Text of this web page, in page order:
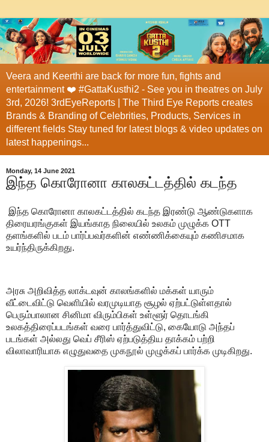
Veera and Keerthi are back for more fun, fights and
entertainment ❤️ #GattaKusthi2 - See you in theatres on July
3rd, 2026! 3rdEyeReports | The Third Eye Reports creates
Brands & Branding of Celebrities, Products, Services in
different fields Stay tuned for latest blogs & video updates on
latest happenings...
Monday, 14 June 2021
இந்த கொரோனா காலகட்டத்தில் கடந்த
இந்த கொரோனா காலகட்டத்தில் கடந்த இரண்டு ஆண்டுகளாக
திரையரங்குகள் இயங்காத நிலையில் உலகம் முழுக்க OTT
தளங்களில் படம் பார்ப்பவர்களின் எண்ணிக்கையும் கணிசமாக
உயர்ந்திருக்கிறது.
அரசு அறிவித்த லாக்டவுன் காலங்களில் மக்கள் யாரும்
வீட்டைவிட்டு வெளியில் வரமுடியாத சூழல் ஏற்பட்டுள்ளதால்
பெரும்பாலான சினிமா விரும்பிகள் உள்ளூர் தொடங்கி
உலகத்திரைப்படங்கள் வரை பார்த்துவிட்டு, கையோடு அந்தப்
படங்கள் அல்லது வெப் சீரிஸ் ஏற்படுத்திய தாக்கம் பற்றி
விலாவாரியாக எழுதுவதை முகநூல் முழுக்கப் பார்க்க முடிகிறது.